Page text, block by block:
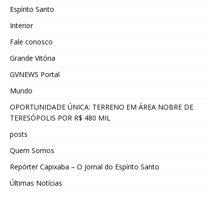
Espírito Santo
Interior
Fale conosco
Grande Vitória
GVNEWS Portal
Mundo
OPORTUNIDADE ÚNICA: TERRENO EM ÁREA NOBRE DE
TERESÓPOLIS POR R$ 480 MIL
posts
Quem Somos
Repórter Capixaba – O Jornal do Espírito Santo
Últimas Notícias